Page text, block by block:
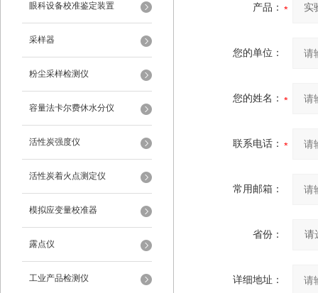
眼科设备校准鉴定装置
采样器
粉尘采样检测仪
容量法卡尔费休水分仪
活性炭强度仪
活性炭着火点测定仪
模拟应变量校准器
露点仪
工业产品检测仪
产品：
您的单位：
您的姓名：
联系电话：
常用邮箱：
省份：
详细地址：